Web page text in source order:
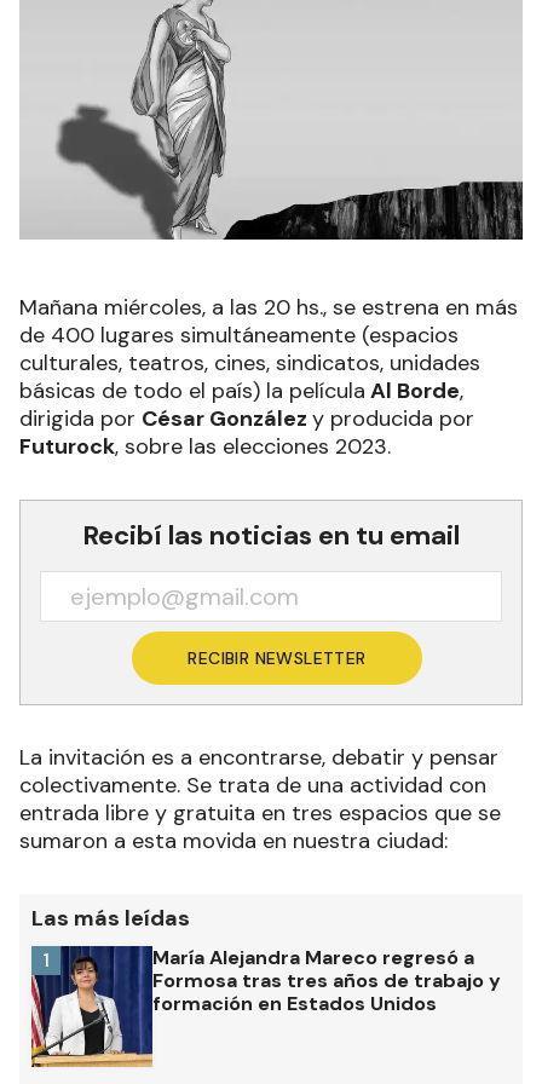
Mañana miércoles, a las 20 hs., se estrena en más
de 400 lugares simultáneamente (espacios
culturales, teatros, cines, sindicatos, unidades
básicas de todo el país) la película Al Borde,
dirigida por César González y producida por
Futurock, sobre las elecciones 2023.
Recibí las noticias en tu email
RECIBIR NEWSLETTER
La invitación es a encontrarse, debatir y pensar
colectivamente. Se trata de una actividad con
entrada libre y gratuita en tres espacios que se
sumaron a esta movida en nuestra ciudad:
Las más leídas
María Alejandra Mareco regresó a
Formosa tras tres años de trabajo y
formación en Estados Unidos
1